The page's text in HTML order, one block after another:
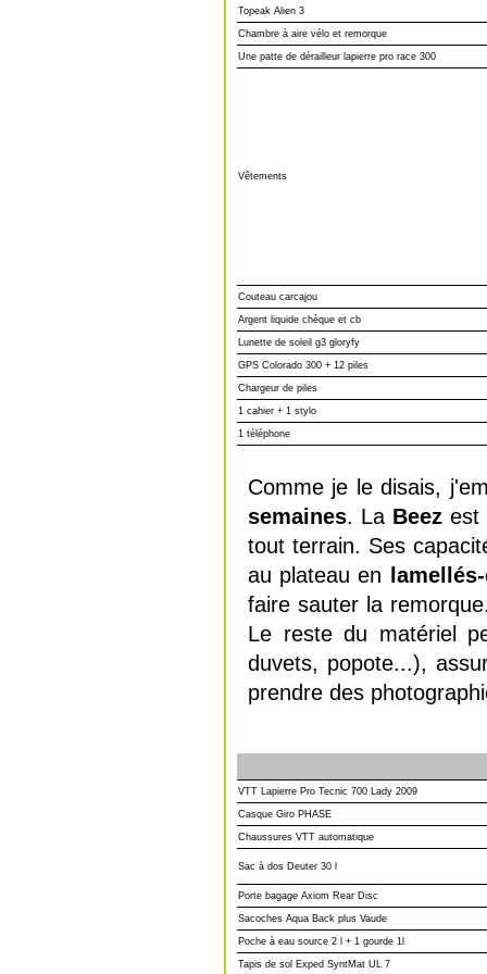
Topeak Alien 3
Chambre à aire vélo et remorque
Une patte de dérailleur lapierre pro race 300
Vêtements
Couteau carcajou
Argent liquide chèque et cb
Lunette de soleil g3 gloryfy
GPS Colorado 300 + 12 piles
Chargeur de piles
1 cahier + 1 stylo
1 téléphone
Comme je le disais,
semaines. La Beezest
tout terrain. Ses
au plateau en
faire sauter la
Le reste du matériel
duvets, popote...),
prendre des
VTT Lapierre Pro Tecnic 700 Lady 2009
Casque Giro PHASE
Chaussures VTT automatique
Sac à dos Deuter 30 l
Porte bagage Axiom Rear Disc
Sacoches Aqua Back plus Vaude
Poche à eau source 2 l + 1 gourde 1l
Tapis de sol Exped SyntMat UL 7